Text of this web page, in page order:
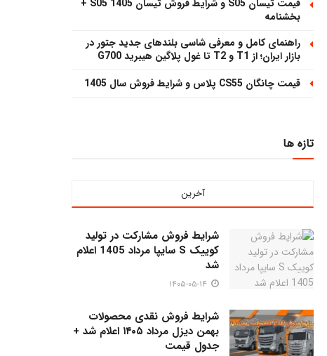
قیمت تیسان S05 و شرایط فروش تیسان S05 1405 +
بخشنامه
راهنمای کامل و معرفی شاسی بلندهای جدید جتور در
بازار ایران؛ از T1 و T2 تا غول پلاگین هیبرید G700
قیمت چانگان CS55 پلاس و شرایط فروش سال 1405
تازه ها
آخرین
شرایط فروش مشارکت در تولید
کوییک S سایپا مرداد 1405 اعلام
شد
شرایط فروش نقدی محصولات
بهمن دیزل مرداد ۱۴۰۵ اعلام شد +
جدول قیمت